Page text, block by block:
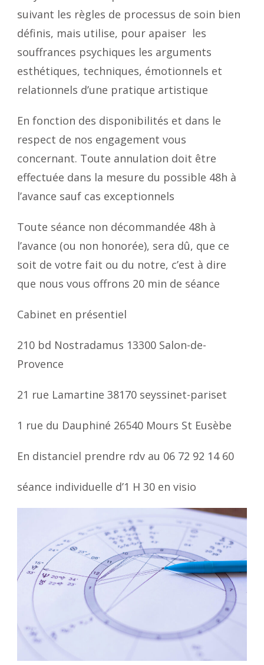
suivant les règles de processus de soin bien
définis, mais utilise, pour apaiser les
souffrances psychiques les arguments
esthétiques, techniques, émotionnels et
relationnels d’une pratique artistique
En fonction des disponibilités et dans le
respect de nos engagement vous
concernant. Toute annulation doit être
effectuée dans la mesure du possible 48h à
l’avance sauf cas exceptionnels
Toute séance non décommandée 48h à
l’avance (ou non honorée), sera dû, que ce
soit de votre fait ou du notre, c’est à dire
que nous vous offrons 20 min de séance
Cabinet en présentiel
210 bd Nostradamus 13300 Salon-de-
Provence
21 rue Lamartine 38170 seyssinet-pariset
1 rue du Dauphiné 26540 Mours St Eusèbe
En distanciel prendre rdv au 06 72 92 14 60
séance individuelle d’1 H 30 en visio